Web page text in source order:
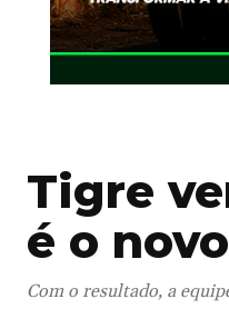
Tigre
é o
Com o resultado, a